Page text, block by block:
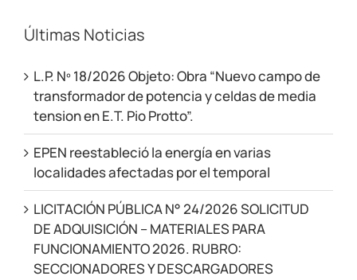
Últimas Noticias
L.P. Nº 18/2026 Objeto: Obra “Nuevo campo de
transformador de potencia y celdas de media
tension en E.T. Pio Protto”.
EPEN reestableció la energía en varias
localidades afectadas por el temporal
LICITACIÓN PÚBLICA N° 24/2026 SOLICITUD
DE ADQUISICIÓN – MATERIALES PARA
FUNCIONAMIENTO 2026. RUBRO:
SECCIONADORES Y DESCARGADORES